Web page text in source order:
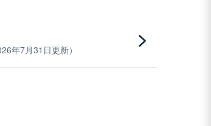
年7月31日更新）